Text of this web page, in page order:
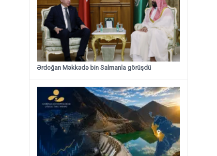
Ərdoğan Məkkədə bin Salmanla görüşdü